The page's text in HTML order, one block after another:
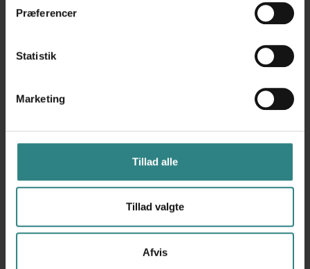
Præferencer
Statistik
Marketing
Tillad alle
Tillad valgte
Afvis
Help Center
Om os
MyTrivec